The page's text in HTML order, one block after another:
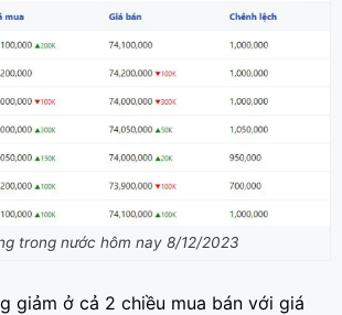
trong nước hôm nay 8/12/2023
giảm ở cả 2 chiều mua bán với giá